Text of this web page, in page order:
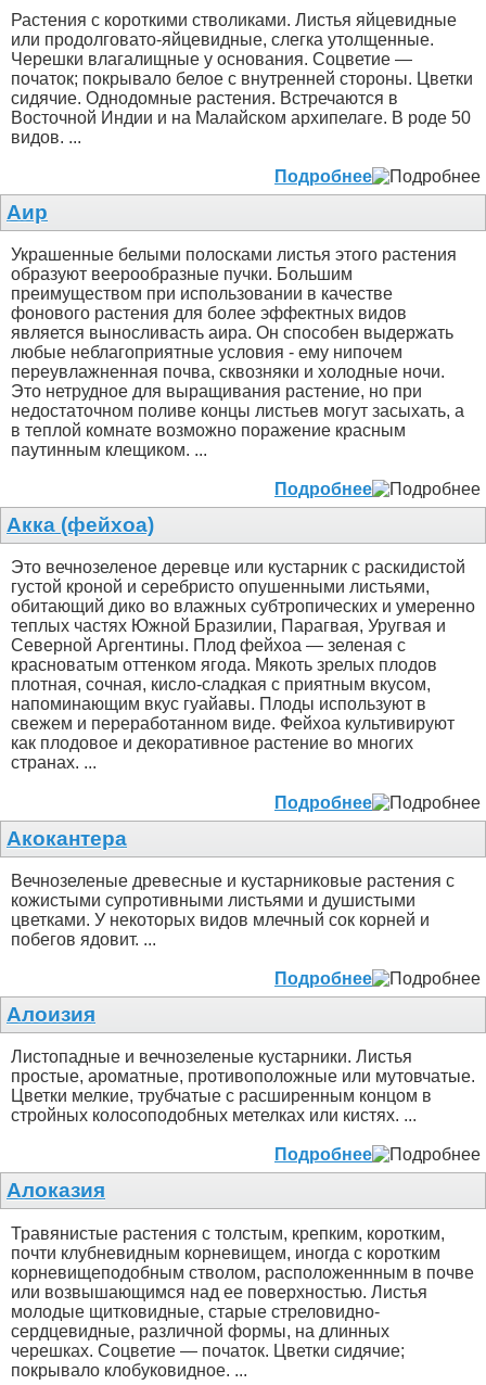
Растения с короткими стволиками. Листья яйцевидные
или продолговато-яйцевидные, слегка утолщенные.
Черешки влагалищные у основания. Соцветие —
початок; покрывало белое с внутренней стороны. Цветки
сидячие. Однодомные растения. Встречаются в
Восточной Индии и на Малайском архипелаге. В роде 50
видов. ...
Подробнее
Аир
Украшенные белыми полосками листья этого растения
образуют веерообразные пучки. Большим
преимуществом при использовании в качестве
фонового растения для более эффектных видов
является выносливасть аира. Он способен выдержать
любые неблагоприятные условия - ему нипочем
переувлажненная почва, сквозняки и холодные ночи.
Это нетрудное для выращивания растение, но при
недостаточном поливе концы листьев могут засыхать, а
в теплой комнате возможно поражение красным
паутинным клещиком. ...
Подробнее
Акка (фейхоа)
Это вечнозеленое деревце или кустарник с раскидистой
густой кроной и серебристо опушенными листьями,
обитающий дико во влажных субтропических и умеренно
теплых частях Южной Бразилии, Парагвая, Уругвая и
Северной Аргентины. Плод фейхоа — зеленая с
красноватым оттенком ягода. Мякоть зрелых плодов
плотная, сочная, кисло-сладкая с приятным вкусом,
напоминающим вкус гуайавы. Плоды используют в
свежем и переработанном виде. Фейхоа культивируют
как плодовое и декоративное растение во многих
странах. ...
Подробнее
Акокантера
Вечнозеленые древесные и кустарниковые растения с
кожистыми супротивными листьями и душистыми
цветками. У некоторых видов млечный сок корней и
побегов ядовит. ...
Подробнее
Алоизия
Листопадные и вечнозеленые кустарники. Листья
простые, ароматные, противоположные или мутовчатые.
Цветки мелкие, трубчатые с расширенным концом в
стройных колосоподобных метелках или кистях. ...
Подробнее
Алоказия
Травянистые растения с толстым, крепким, коротким,
почти клубневидным корневищем, иногда с коротким
корневищеподобным стволом, расположеннным в почве
или возвышающимся над ее поверхностью. Листья
молодые щитковидные, старые стреловидно-
сердцевидные, различной формы, на длинных
черешках. Соцветие — початок. Цветки сидячие;
покрывало клобуковидное. ...